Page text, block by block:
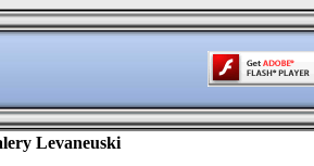
Levaneuski